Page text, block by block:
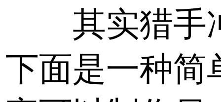
其实猎手
下面是一种简